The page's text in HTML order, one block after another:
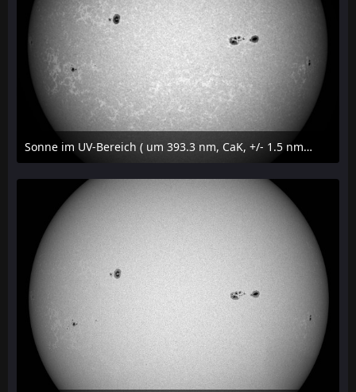
Sonne im UV-Bereich ( um 393.3 nm, CaK, +/- 1.5 nm) am 23. Juli 2026 um 16:15 MESZ
24. Juli 2026 um 20:42